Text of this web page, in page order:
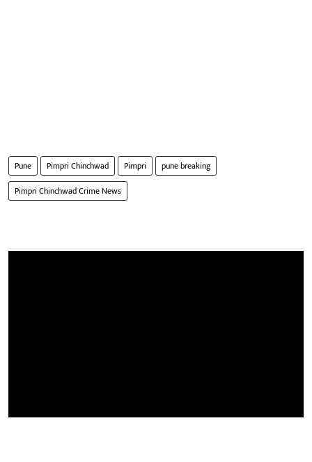
Pune Pimpri Chinchwad Pimpri
pune breaking
Pimpri Chinchwad Crime News